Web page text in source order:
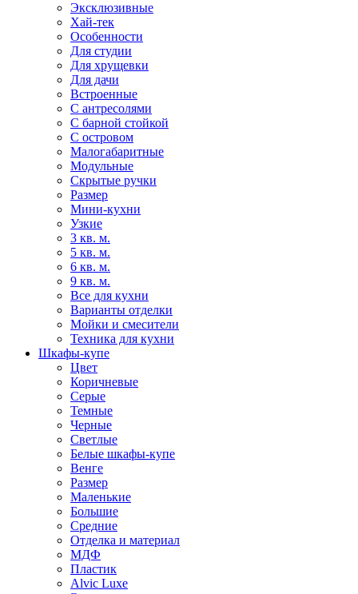
Эксклюзивные
Хай-тек
Особенности
Для студии
Для хрущевки
Для дачи
Встроенные
С антресолями
С барной стойкой
С островом
Малогабаритные
Модульные
Скрытые ручки
Размер
Мини-кухни
Узкие
3 кв. м.
5 кв. м.
6 кв. м.
9 кв. м.
Все для кухни
Варианты отделки
Мойки и смесители
Техника для кухни
Шкафы-купе
Цвет
Коричневые
Серые
Темные
Черные
Светлые
Белые шкафы-купе
Венге
Размер
Маленькие
Большие
Средние
Отделка и материал
МДФ
Пластик
Alvic Luxe